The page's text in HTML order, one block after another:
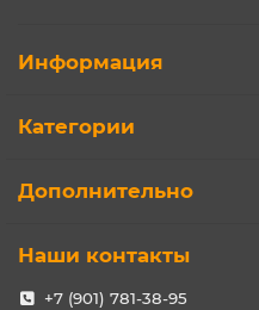
Информация
Категории
Дополнительно
Наши контакты
+7 (901) 781-38-95